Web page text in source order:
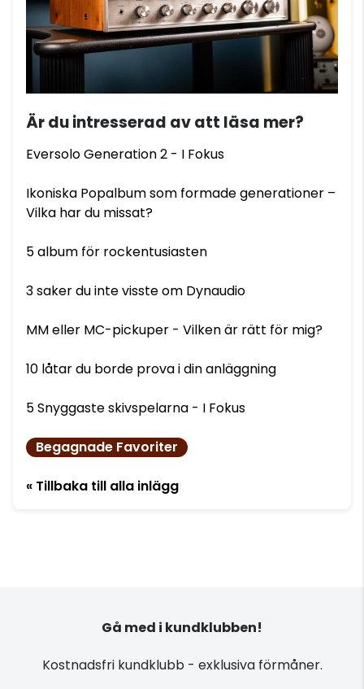
Är du intresserad av att läsa mer?
Eversolo Generation 2 - I Fokus
Ikoniska Popalbum som formade generationer –
Vilka har du missat?
5 album för rockentusiasten
3 saker du inte visste om Dynaudio
MM eller MC-pickuper - Vilken är rätt för mig?
10 låtar du borde prova i din anläggning
5 Snyggaste skivspelarna - I Fokus
Begagnade Favoriter
« Tillbaka till alla inlägg
Gå med i kundklubben!
Kostnadsfri kundklubb - exklusiva förmåner.